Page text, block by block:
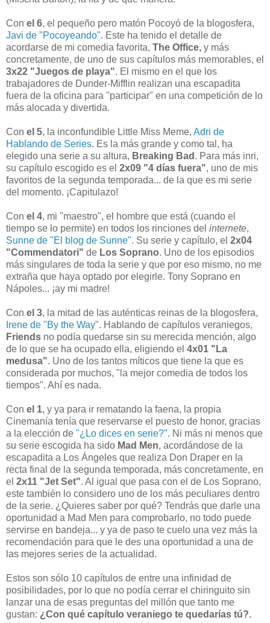
Con el 6, el pequeño pero matón Pocoyó de la blogosfera,
Javi de "Pocoyeando". Este ha tenido el detalle de
acordarse de mi comedia favorita, The Office, y más
concretamente, de uno de sus capítulos más memorables, el
3x22 "Juegos de playa". El mismo en el que los
trabajadores de Dunder-Mifflin realizan una escapadita
fuera de la oficina para "participar" en una competición de lo
más alocada y divertida.
Con el 5, la inconfundible Little Miss Meme, Adri de
Hablando de Series. Es la más grande y como tal, ha
elegido una serie a su altura, Breaking Bad . Para más inri,
su capítulo escogido es el 2x09 "4 días fuera", uno de mis
favoritos de la segunda temporada... de la que es mi serie
del momento. ¡Capitulazo!
Con el 4, mi "maestro", el hombre que está (cuando el
tiempo se lo permite) en todos los rinciones del internete,
Sunne de "El blog de Sunne". Su serie y capítulo, el 2x04
"Commendatori" de Los Soprano. Uno de los episodios
más singulares de toda la serie y que por eso mismo, no me
extraña que haya optado por elegirle. Tony Soprano en
Nápoles... ¡ay mi madre!
Con el 3, la mitad de las auténticas reinas de la blogosfera,
Irene de "By the Way". Hablando de capítulos veraniegos,
Friends no podía quedarse sin su merecida mención, algo
de lo que se ha ocupado ella, eligiendo el 4x01 "La
medusa". Uno de los tantos míticos que tiene la que es
considerada por muchos, "la mejor comedia de todos los
tiempos". Ahí es nada.
Con el 1, y ya para ir rematando la faena, la propia
Cinemanía tenía que reservarse el puesto de honor, gracias
a la elección de "¿Lo dices en serie?". Ni más ni menos que
su serie escogida ha sido Mad Men, acordándose de la
escapadita a Los Ángeles que realiza Don Draper en la
recta final de la segunda temporada, más concretamente, en
el 2x11 "Jet Set". Al igual que pasa con el de Los Soprano,
este también lo considero uno de los más peculiares dentro
de la serie. ¿Quieres saber por qué? Tendrás que darle una
oportunidad a Mad Men para comprobarlo, no todo puede
servirse en bandeja... y ya de paso te cuelo una vez más la
recomendación para que le des una oportunidad a una de
las mejores series de la actualidad.
Estos son sólo 10 capítulos de entre una infinidad de
posibilidades, por lo que no podía cerrar el chiringuito sin
lanzar una de esas preguntas del millón que tanto me
gustan: ¿Con qué capítulo veraniego te quedarías tú?.